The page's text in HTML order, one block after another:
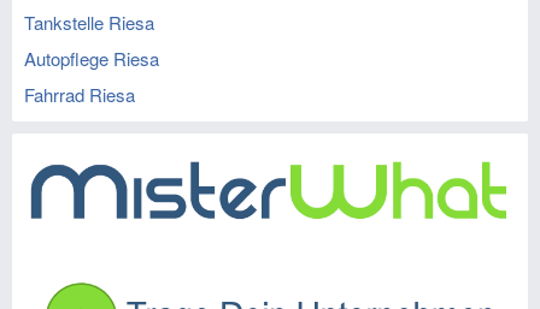
Tankstelle Riesa
Autopflege Riesa
Fahrrad Riesa